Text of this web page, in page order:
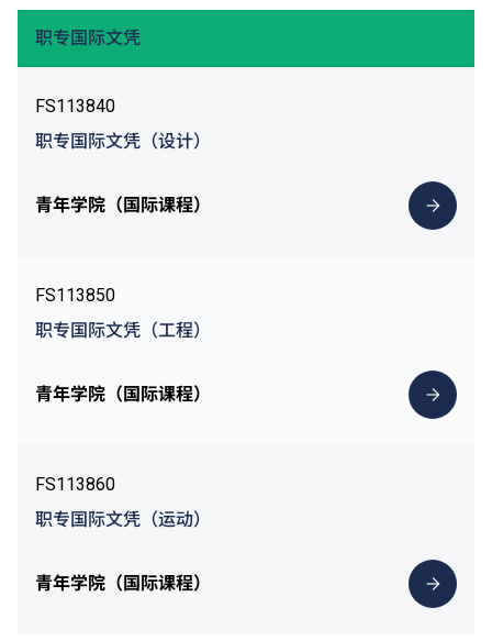
职专国际文凭
FS113840
职专国际文凭（设计）
青年学院（国际课程）
FS113850
职专国际文凭（工程）
青年学院（国际课程）
FS113860
职专国际文凭（运动）
青年学院（国际课程）